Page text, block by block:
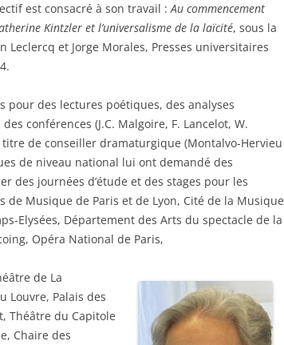
est consacré à son travail :Au commencement
Kintzler et l’universalisme de la laïcité, sous la
Leclercq et Jorge Morales, Presses universitaires
pour des lectures poétiques, des analyses
conférences (J.C. Malgoire, F. Lancelot, W.
titre de conseiller dramaturgique (Montalvo-Hervieu
de niveau national lui ont demandé des
des journées d’étude et des stages pour les
Musique de Paris et de Lyon, Cité de la Musique
Elysées, Département des Arts du spectacle de la
Opéra National de Paris,
de La
Louvre, Palais des
Théâtre du Capitole
Chaire des